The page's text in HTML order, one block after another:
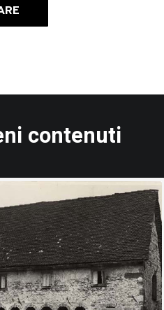
delle vicende storiche in
che i contendenti attuarono
e il patrimonio artistico
contenuti